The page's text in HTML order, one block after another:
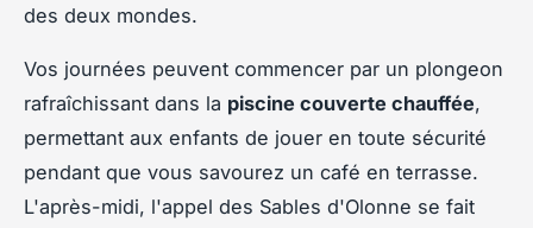
des deux mondes.
Vos journées peuvent commencer par un plongeon
rafraîchissant dans la piscine couverte chauffée,
permettant aux enfants de jouer en toute sécurité
pendant que vous savourez un café en terrasse.
L'après-midi, l'appel des Sables d'Olonne se fait